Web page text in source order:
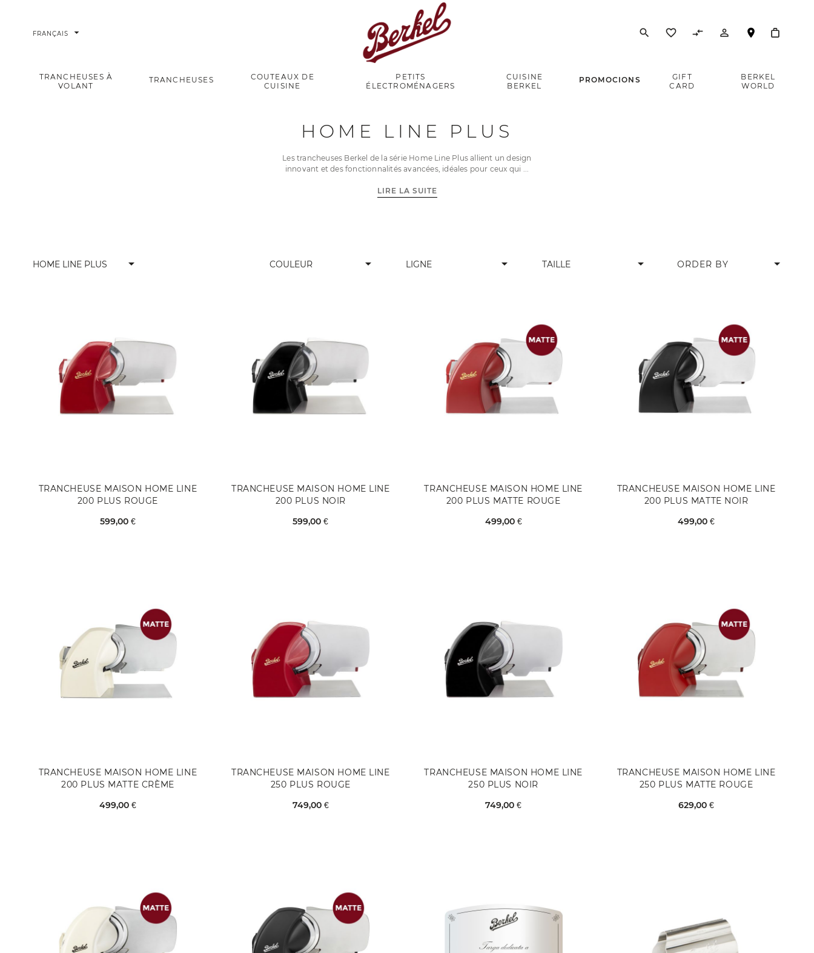
FRANÇAIS arrow_drop_down search favorite_border compare_arrows person_outline
TRANCHEUSES À
VOLANT
TRANCHEUSES
COUTEAUX DE
CUISINE
PETITS
ÉLECTROMÉNAGERS
CUISINE
BERKEL
PROMOCIONS
GIFT
CARD
BERKEL
WORLD
HOME LINE PLUS
Les trancheuses Berkel de la série Home Line Plus allient un design
innovant et des fonctionnalités avancées, idéales pour ceux qui
LIRE LA SUITE
HOME LINE PLUS arrow_drop_down COULEUR arrow_drop_down LIGNE arrow_drop_down TAILLE arrow_drop_down
TRANCHEUSE MAISON HOME LINE
200 PLUS ROUGE
599,00 €
TRANCHEUSE MAISON HOME LINE
200 PLUS NOIR
599,00 €
TRANCHEUSE MAISON HOME LINE
200 PLUS MATTE ROUGE
499,00 €
TRANCHEUSE MAISON HOME LINE
200 PLUS MATTE NOIR
499,00 €
TRANCHEUSE MAISON HOME LINE
200 PLUS MATTE CRÈME
499,00 €
TRANCHEUSE MAISON HOME LINE
250 PLUS ROUGE
749,00 €
TRANCHEUSE MAISON HOME LINE
250 PLUS NOIR
749,00 €
TRANCHEUSE MAISON HOME LINE
250 PLUS MATTE ROUGE
629,00 €